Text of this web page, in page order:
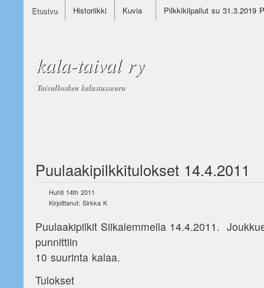
Etusivu Historiikki Kuvia Pilkkikilpailut su 31.3.2019
kala-taival ry
Taivalkosken kalastusseura
Puulaakipilkkitulokset 14.4.2011
Huhti 14th 2011
Kirjoittanut: Sirkka K
Puulaakipilkit Siikalemmella 14.4.2011.
punnittiin
10 suurinta kalaa.
Tulokset